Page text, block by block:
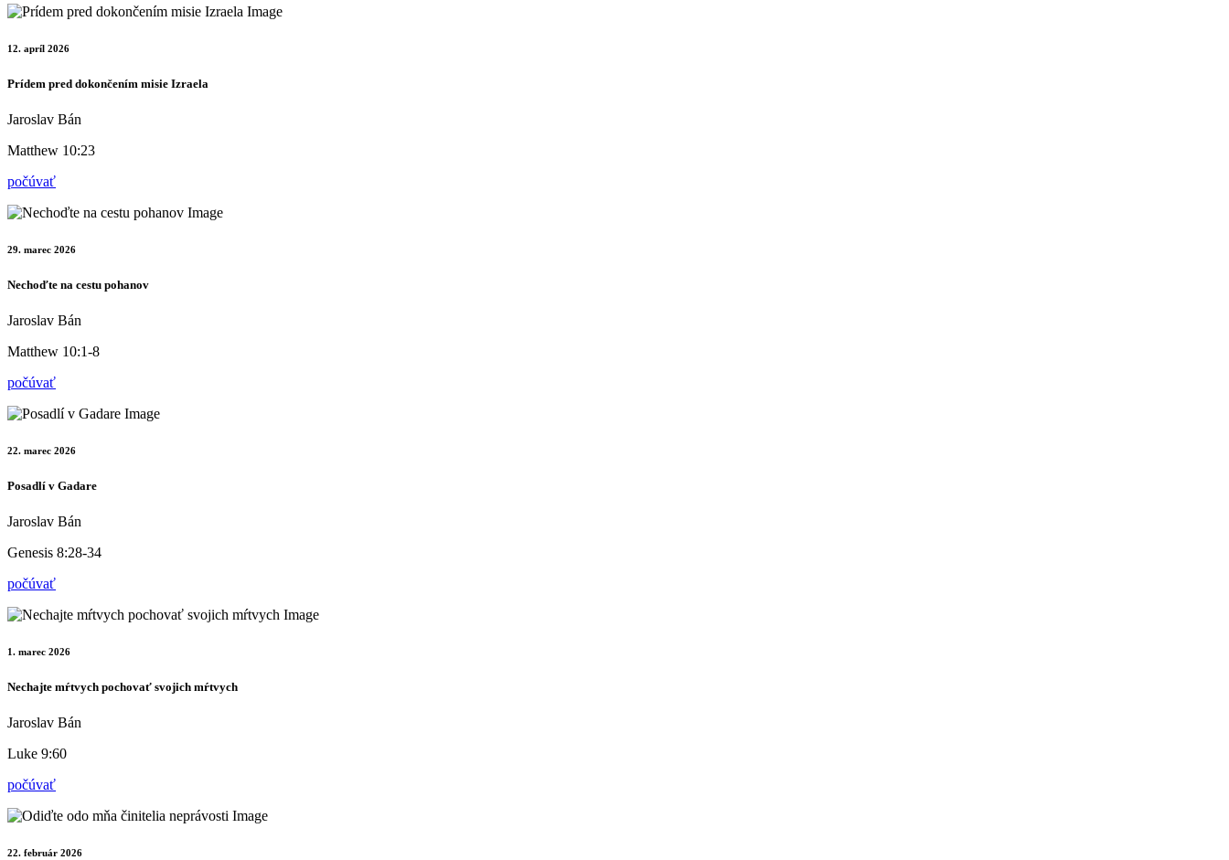
12. apríl 2026
Prídem pred dokončením misie Izraela
Jaroslav Bán
Matthew 10:23
počúvať
29. marec 2026
Nechoďte na cestu pohanov
Jaroslav Bán
Matthew 10:1-8
počúvať
22. marec 2026
Posadlí v Gadare
Jaroslav Bán
Genesis 8:28-34
počúvať
1. marec 2026
Nechajte mŕtvych pochovať svojich mŕtvych
Jaroslav Bán
Luke 9:60
počúvať
22. február 2026